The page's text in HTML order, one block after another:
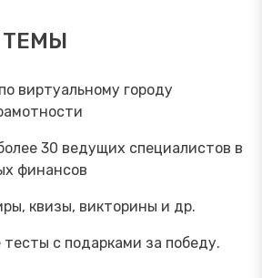
виртуальному городу
30 ведущих специалистов в
финансов
квизы, викторины и др.
с подарками за победу.